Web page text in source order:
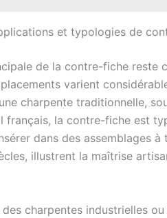
et typologies de
de la contre-fiche reste
varient
charpente traditionnelle,
français, la contre-fiche est
dans des assemblages
illustrent la maîtrise
des charpentes industrielles